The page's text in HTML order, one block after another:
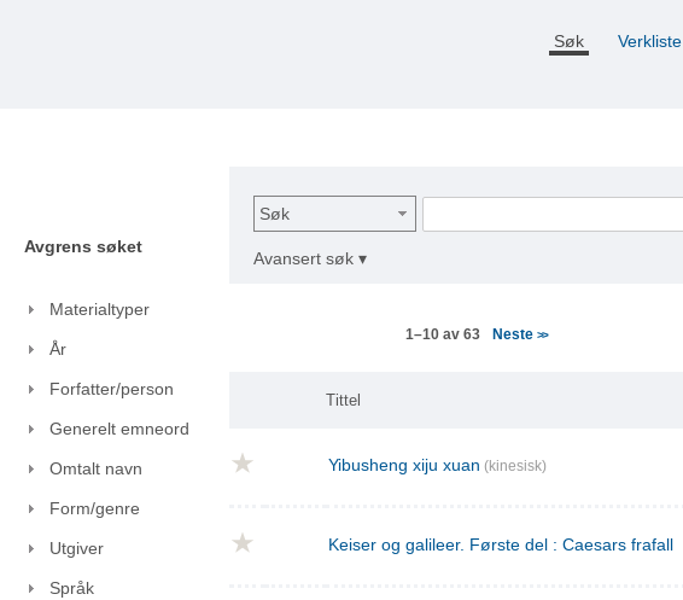
Søk Verkliste
Avgrens søket
Materialtyper
År
Forfatter/person
Generelt emneord
Omtalt navn
Form/genre
Utgiver
Språk
Søk
Avansert søk ▾
1–10 av 63 Neste>>
Tittel
Yibusheng xiju xuan (kinesisk)
Keiser og galileer. Første del : Caesars frafall